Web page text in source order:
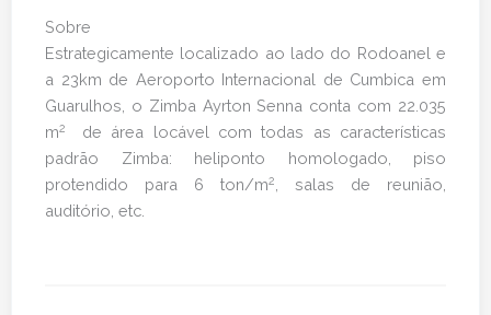
Sobre
Estrategicamente localizado ao lado do Rodoanel e
a 23km de Aeroporto Internacional de Cumbica em
Guarulhos, o Zimba Ayrton Senna conta com 22.035
m2 de área locável com todas as características
padrão Zimba: heliponto homologado, piso
protendido para 6 ton/m2
, salas de reunião,
auditório, etc.